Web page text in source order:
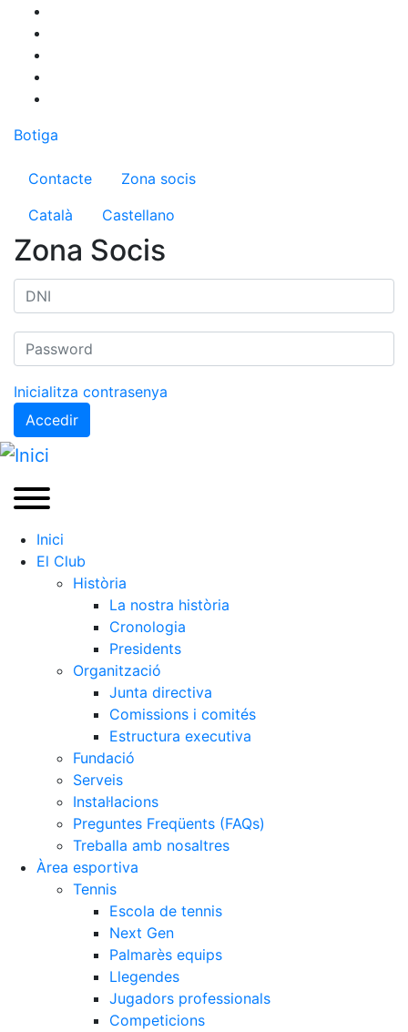
contingut
Botiga
Menú del compte d'usuari
Contacte
Zona socis
Català
Castellano
Zona Socis
Inicialitza contrasenya
Accedir
Inici
El Club
Història
La nostra història
Cronologia
Presidents
Organització
Junta directiva
Comissions i comités
Estructura executiva
Fundació
Serveis
Instal·lacions
Preguntes Freqüents (FAQs)
Treballa amb nosaltres
Àrea esportiva
Tennis
Escola de tennis
Next Gen
Palmarès equips
Llegendes
Jugadors professionals
Competicions